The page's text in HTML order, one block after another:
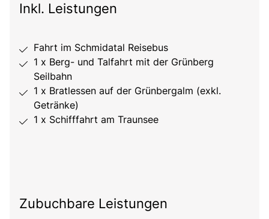
Inkl. Leistungen
Fahrt im Schmidatal Reisebus
1 x Berg- und Talfahrt mit der Grünberg
Seilbahn
1 x Bratlessen auf der Grünbergalm (exkl.
Getränke)
1 x Schifffahrt am Traunsee
Zubuchbare Leistungen